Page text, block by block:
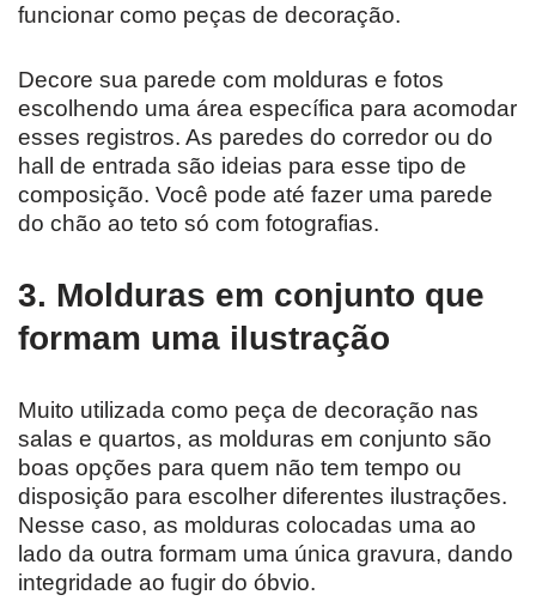
funcionar como peças de decoração.
Decore sua parede com molduras e fotos
escolhendo uma área específica para acomodar
esses registros. As paredes do corredor ou do
hall de entrada são ideias para esse tipo de
composição. Você pode até fazer uma parede
do chão ao teto só com fotografias.
3. Molduras em conjunto que
formam uma ilustração
Muito utilizada como peça de decoração nas
salas e quartos, as molduras em conjunto são
boas opções para quem não tem tempo ou
disposição para escolher diferentes ilustrações.
Nesse caso, as molduras colocadas uma ao
lado da outra formam uma única gravura, dando
integridade ao fugir do óbvio.